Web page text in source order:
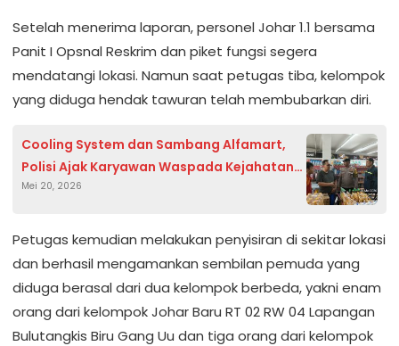
Setelah menerima laporan, personel Johar 1.1 bersama
Panit I Opsnal Reskrim dan piket fungsi segera
mendatangi lokasi. Namun saat petugas tiba, kelompok
yang diduga hendak tawuran telah membubarkan diri.
Cooling System dan Sambang Alfamart,
Polisi Ajak Karyawan Waspada Kejahatan
Lingkungan
Mei 20, 2026
Petugas kemudian melakukan penyisiran di sekitar lokasi
dan berhasil mengamankan sembilan pemuda yang
diduga berasal dari dua kelompok berbeda, yakni enam
orang dari kelompok Johar Baru RT 02 RW 04 Lapangan
Bulutangkis Biru Gang Uu dan tiga orang dari kelompok